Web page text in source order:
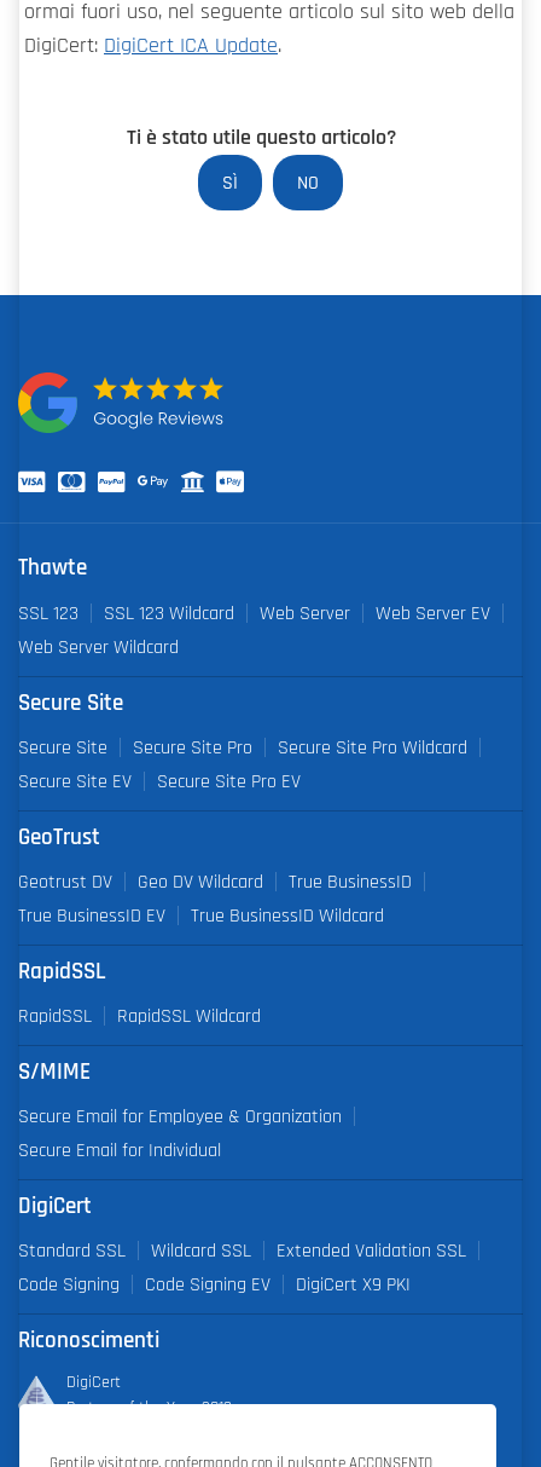
ormai fuori uso, nel seguente articolo sul sito web della
DigiCert: DigiCert ICA Update.
Ti è stato utile questo articolo?
SÌ NO
Thawte
SSL 123 SSL 123 Wildcard Web Server
Web Server EV
Web Server Wildcard
Secure Site
Secure Site Secure Site Pro
Secure Site Pro Wildcard
Secure Site EV
Secure Site Pro EV
GeoTrust
Geotrust DV Geo DV Wildcard
True BusinessID
True BusinessID EV
True BusinessID Wildcard
RapidSSL
RapidSSL RapidSSL Wildcard
S/MIME
Secure Email for Employee & Organization
Secure Email for Individual
DigiCert
Standard SSL Wildcard SSL
Extended Validation SSL
Code Signing
Code Signing EV DigiCert X9 PKI
Riconoscimenti
DigiCert
Partner of the Year 2019